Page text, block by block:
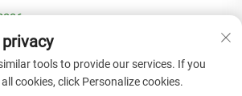
tools to provide our services. If you
cookies, click Personalize cookies.